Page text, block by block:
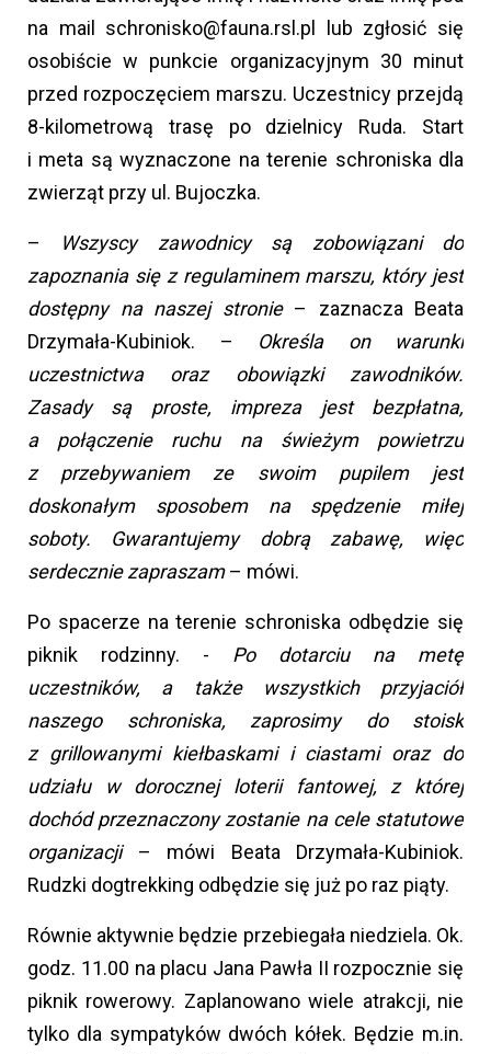
na mail schronisko@fauna.rsl.pl lub zgłosić się
osobiście w punkcie organizacyjnym 30 minut
przed rozpoczęciem marszu. Uczestnicy przejdą
8-kilometrową trasę po dzielnicy Ruda. Start
i meta są wyznaczone na terenie schroniska dla
zwierząt przy ul. Bujoczka.
–
Wszyscy zawodnicy są zobowiązani do
zapoznania się z regulaminem marszu, który jest
dostępny na naszej stronie– zaznacza Beata
Drzymała-Kubiniok. – Określa on warunki
uczestnictwa oraz obowiązki zawodników.
Zasady są proste, impreza jest bezpłatna,
a połączenie ruchu na świeżym powietrzu
z przebywaniem ze swoim pupilem jest
doskonałym sposobem na spędzenie miłej
soboty. Gwarantujemy dobrą zabawę, więc
serdecznie zapraszam– mówi.
Po spacerze na terenie schroniska odbędzie się
piknik rodzinny. - Po dotarciu na metę
uczestników, a także wszystkich przyjaciół
naszego schroniska, zaprosimy do stoisk
z grillowanymi kiełbaskami i ciastami oraz do
udziału w dorocznej loterii fantowej, z której
dochód przeznaczony zostanie na cele statutowe
organizacji – mówi Beata Drzymała-Kubiniok.
Rudzki dogtrekking odbędzie się już po raz piąty.
Równie aktywnie będzie przebiegała niedziela. Ok.
godz. 11.00 na placu Jana Pawła II rozpocznie się
piknik rowerowy. Zaplanowano wiele atrakcji, nie
tylko dla sympatyków dwóch kółek. Będzie m.in.